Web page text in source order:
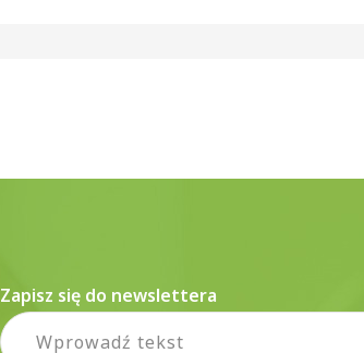
Zapisz się do newslettera